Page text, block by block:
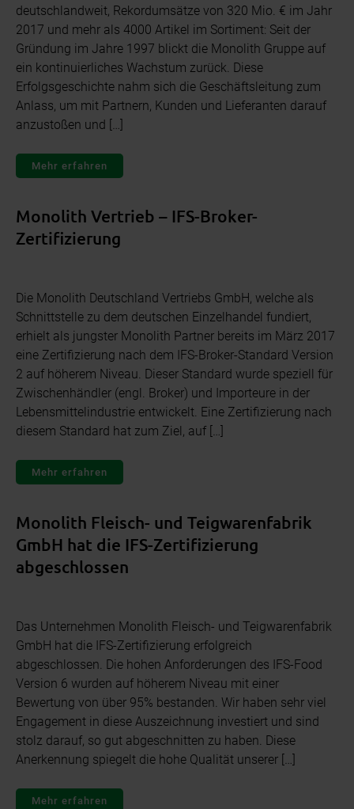
deutschlandweit, Rekordumsätze von 320 Mio. € im Jahr
2017 und mehr als 4000 Artikel im Sortiment: Seit der
Gründung im Jahre 1997 blickt die Monolith Gruppe auf
ein kontinuierliches Wachstum zurück. Diese
Erfolgsgeschichte nahm sich die Geschäftsleitung zum
Anlass, um mit Partnern, Kunden und Lieferanten darauf
anzustoßen und […]
Mehr erfahren
Monolith Vertrieb – IFS-Broker-
Zertifizierung
Die Monolith Deutschland Vertriebs GmbH, welche als
Schnittstelle zu dem deutschen Einzelhandel fundiert,
erhielt als jungster Monolith Partner bereits im März 2017
eine Zertifizierung nach dem IFS-Broker-Standard Version
2 auf höherem Niveau. Dieser Standard wurde speziell für
Zwischenhändler (engl. Broker) und Importeure in der
Lebensmittelindustrie entwickelt. Eine Zertifizierung nach
diesem Standard hat zum Ziel, auf […]
Mehr erfahren
Monolith Fleisch- und Teigwarenfabrik
GmbH hat die IFS-Zertifizierung
abgeschlossen
Das Unternehmen Monolith Fleisch- und Teigwarenfabrik
GmbH hat die IFS-Zertifizierung erfolgreich
abgeschlossen. Die hohen Anforderungen des IFS-Food
Version 6 wurden auf höherem Niveau mit einer
Bewertung von über 95% bestanden. Wir haben sehr viel
Engagement in diese Auszeichnung investiert und sind
stolz darauf, so gut abgeschnitten zu haben. Diese
Anerkennung spiegelt die hohe Qualität unserer […]
Mehr erfahren